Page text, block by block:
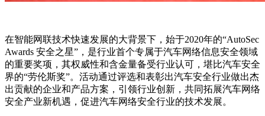
在智能网联技术快速发展的大背景下，始于2020年的“AutoSec
Awards 安全之星”，是行业首个专属于汽车网络信息安全领域
的重要奖项，其权威性和含金量备受行业认可，堪比汽车安全
界的“劳伦斯奖”。活动通过评选和表彰出汽车安全行业做出杰
出贡献的企业和产品方案，引领行业创新，共同拓展汽车网络
安全产业新机遇，促进汽车网络安全行业的技术发展。